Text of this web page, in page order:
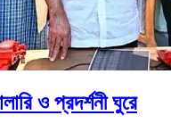
ও প্রদর্শনী ঘুরে